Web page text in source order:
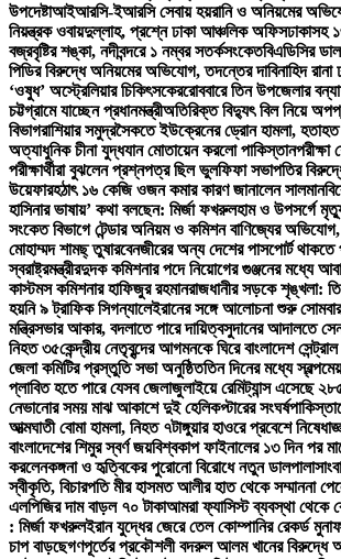
উপদেষ্টাআইআরসি-ইআরসি সেবায় হয়রানি ও অনিয়মের
নিয়ন্ত্রক ওবায়দুল্লাহ, প্রশ্নে ঢাকা আঞ্চলিক অফিসঢাকাসহ
বজ্রবৃষ্টির শঙ্কা, নদীবন্দরে ১ নম্বর সতর্কসংকেতবিএডিসির
পিডির বিরুদ্ধে অনিয়মের অভিযোগ, তদন্তের দাবিনাহিদ
‘ওষুধ’ অস্ট্রেলিয়ার চিকিৎসকেররোববারে তিন উপজেলার
চট্টগ্রামে যাচ্ছেন প্রধানমন্ত্রীঅতিরিক্ত বিদ্যুৎ বিল নিয়ে
বিভাগরাশিয়ার সমুদ্রসৈকতে ইউক্রেনের ড্রোন হামলা,
অত্যাধুনিক চীনা যুদ্ধযান মোতায়েন করলো পাকিস্তানপরীক্ষা
পরীক্ষার্থীরা বুঝলেন প্রশ্নপত্র ছিল ভুলফিফা সভাপতির
উয়েফারহঠাৎ ১৬ কেজি ওজন কমার কারণ জানালেন সালমান
হাসিনার ভাষায়’ কথা বলছেন: মির্জা ফখরুলহাম ও উপসর্গে
সংকেত বিভাগে টেন্ডার অনিয়ম ও কমিশন বাণিজ্যের
মোহাম্মদ শামছ্ তুষারবেনজীরের অন্য দেশের পাসপোর্ট থাকতে
স্বরাষ্ট্রমন্ত্রীরদুদক কমিশনার পদে নিয়োগের গুঞ্জনের মধ্যে
কাস্টমস কমিশনার হাফিজুর রহমানরাজধানীর সড়কে শৃঙ্খলা:
হয়নি ৯ ট্রাফিক সিগন্যালেইরানের সঙ্গে আলোচনা শুরু
মন্ত্রিসভার আকার, বদলাতে পারে দায়িত্বসুদানের আদালতে
নিহত ৩৫কেন্দ্রীয় নেতৃবৃন্দের আগমনকে ঘিরে বাংলাদেশ
জেলা কমিটির প্রস্তুতি সভা অনুষ্ঠিততিন দিনের মধ্যে
প্লাবিত হতে পারে যেসব জেলাজুলাইয়ে রেমিট্যান্স এসেছে
নেভানোর সময় মাঝ আকাশে দুই হেলিকপ্টারের সংঘর্ষ
আত্মঘাতী বোমা হামলা, নিহত ৭টাঙ্গুয়ার হাওরে প্রবেশে
বাংলাদেশের শিমুর স্বর্ণ জয়বিশ্বকাপ ফাইনালের ১৩ দিন পর
করলেনকঙ্গনা ও হৃত্বিকের পুরোনো বিরোধে নতুন ডালপালা
স্বীকৃতি, বিচারপতি মীর হাসমত আলীর হাত থেকে সম্মাননা
এলপিজির দাম বাড়ল ৭০ টাকাআমরা ফ্যাসিস্ট ব্যবস্থা থেকে
: মির্জা ফখরুলইরান যুদ্ধের জেরে তেল কোম্পানির রেকর্ড
চাপ বাড়ছেগণপূর্তের প্রকৌশলী বদরুল আলম খানের বিরুদ্ধে